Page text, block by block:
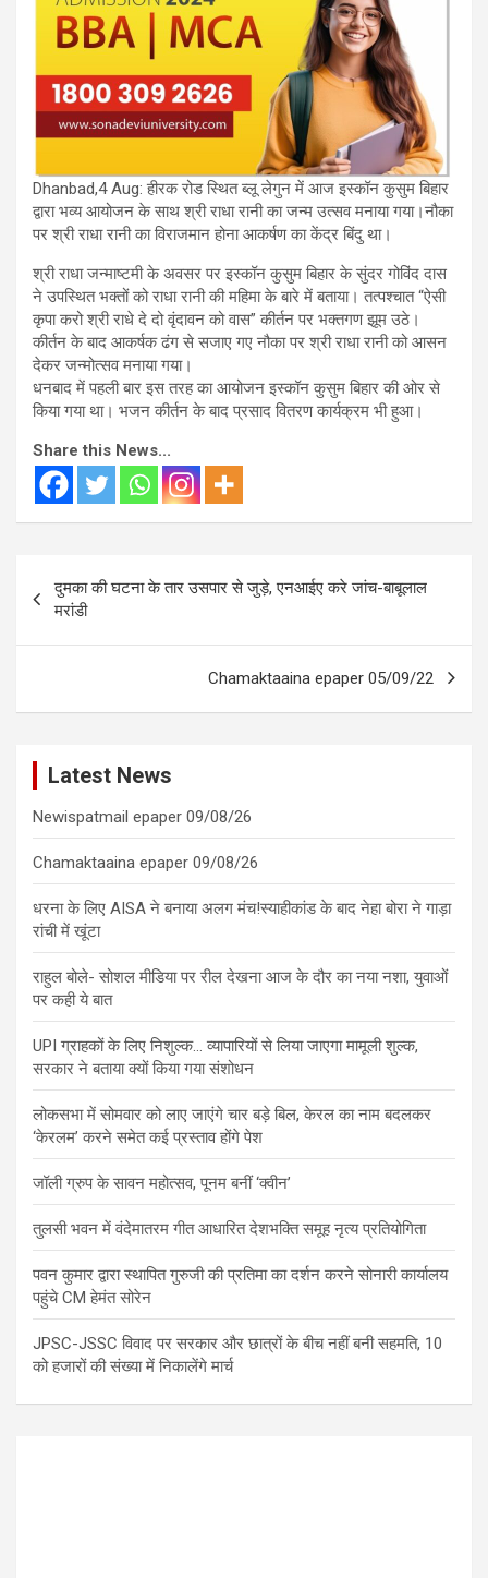
Dhanbad,4 Aug: हीरक रोड स्थित ब्लू लेगुन में आज इस्कॉन कुसुम बिहार
द्वारा भव्य आयोजन के साथ श्री राधा रानी का जन्म उत्सव मनाया गया।नौका
पर श्री राधा रानी का विराजमान होना आकर्षण का केंद्र बिंदु था।
श्री राधा जन्माष्टमी के अवसर पर इस्कॉन कुसुम बिहार के सुंदर गोविंद दास
ने उपस्थित भक्तों को राधा रानी की महिमा के बारे में बताया। तत्पश्चात “ऐसी
कृपा करो श्री राधे दे दो वृंदावन को वास” कीर्तन पर भक्तगण झूम उठे।
कीर्तन के बाद आकर्षक ढंग से सजाए गए नौका पर श्री राधा रानी को आसन
देकर जन्मोत्सव मनाया गया।
धनबाद में पहली बार इस तरह का आयोजन इस्कॉन कुसुम बिहार की ओर से
किया गया था। भजन कीर्तन के बाद प्रसाद वितरण कार्यक्रम भी हुआ।
Share this News...
navigation
दुमका की घटना के तार उसपार से जुड़े, एनआईए करे जांच-बाबूलाल
मरांडी
Chamaktaaina epaper 05/09/22
Latest News
Newispatmail epaper 09/08/26
Chamaktaaina epaper 09/08/26
धरना के लिए AISA ने बनाया अलग मंच!स्याहीकांड के बाद नेहा बोरा ने गाड़ा
रांची में खूंटा
राहुल बोले- सोशल मीडिया पर रील देखना आज के दौर का नया नशा, युवाओं
पर कही ये बात
UPI ग्राहकों के लिए निशुल्क… व्यापारियों से लिया जाएगा मामूली शुल्क,
सरकार ने बताया क्यों किया गया संशोधन
लोकसभा में सोमवार को लाए जाएंगे चार बड़े बिल, केरल का नाम बदलकर
‘केरलम’ करने समेत कई प्रस्ताव होंगे पेश
जॉली ग्रुप के सावन महोत्सव, पूनम बनीं ‘क्वीन’
तुलसी भवन में वंदेमातरम गीत आधारित देशभक्ति समूह नृत्य प्रतियोगिता
पवन कुमार द्वारा स्थापित गुरुजी की प्रतिमा का दर्शन करने सोनारी कार्यालय
पहुंचे CM हेमंत सोरेन
JPSC-JSSC विवाद पर सरकार और छात्रों के बीच नहीं बनी सहमति, 10
को हजारों की संख्या में निकालेंगे मार्च